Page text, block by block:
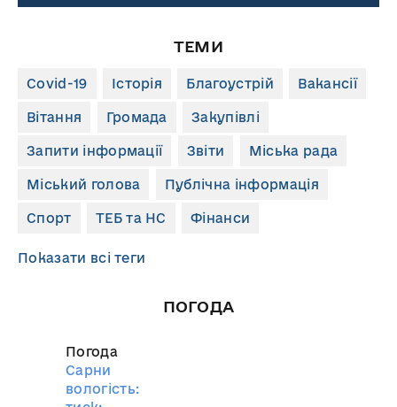
ТЕМИ
Covid-19 Історія Благоустрій Вакансії
Вітання Громада Закупівлі
Запити інформації Звіти Міська рада
Міський голова Публічна інформація
Спорт ТЕБ та НС Фінанси
Показати всі теги
ПОГОДА
Погода
Сарни
вологість: